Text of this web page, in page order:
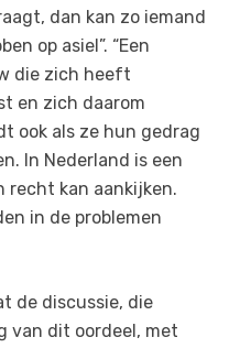
dan kan zo iemand
op asiel”. “Een
die zich heeft
en zich daarom
ook als ze hun gedrag
In Nederland is een
recht kan aankijken.
in de problemen
de discussie, die
van dit oordeel, met